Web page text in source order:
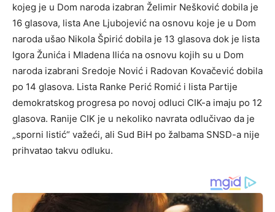
kojeg je u Dom naroda izabran Želimir Nešković dobila je
16 glasova, lista Ane Ljubojević na osnovu koje je u Dom
naroda ušao Nikola Špirić dobila je 13 glasova dok je lista
Igora Žunića i Mladena Ilića na osnovu kojih su u Dom
naroda izabrani Sredoje Nović i Radovan Kovačević dobila
po 14 glasova. Lista Ranke Perić Romić i lista Partije
demokratskog progresa po novoj odluci CIK-a imaju po 12
glasova. Ranije CIK je u nekoliko navrata odlučivao da je
„sporni listić“ važeći, ali Sud BiH po žalbama SNSD-a nije
prihvatao takvu odluku.